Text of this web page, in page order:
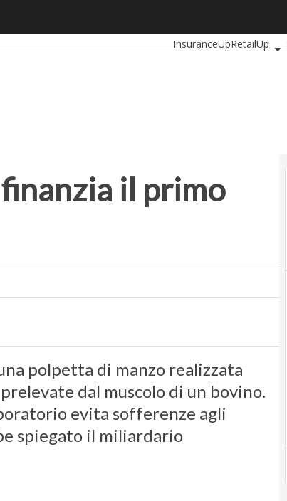
InsuranceUpRetailUp
il primo
polpetta di manzo realizzata
dal muscolo di un bovino.
evita sofferenze agli
spiegato il miliardario